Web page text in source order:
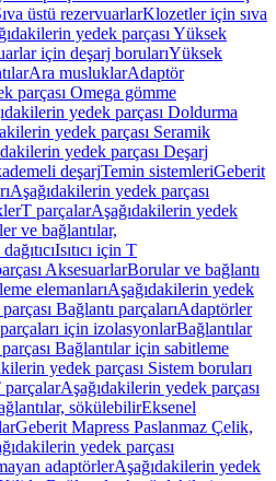
üstü rezervuarlarKlozetler için sıva
yedek parçası Yüksek
için deşarj borularıYüksek
Ara musluklarAdaptör
parçası Omega gömme
yedek parçası Doldurma
yedek parçası Seramik
yedek parçası Deşarj
deşarjTemin sistemleriGeberit
Aşağıdakilerin yedek parçası
T parçalarAşağıdakilerin yedek
ve bağlantılar,
Isıtıcı için T
AksesuarlarBorular ve bağlantı
elemanlarıAşağıdakilerin yedek
Bağlantı parçalarıAdaptörler
için izolasyonlarBağlantılar
Bağlantılar için sabitleme
yedek parçası Sistem boruları
parçalarAşağıdakilerin yedek parçası
sökülebilirEksenel
Geberit Mapress Paslanmaz Çelik,
yedek parçası
adaptörlerAşağıdakilerin yedek